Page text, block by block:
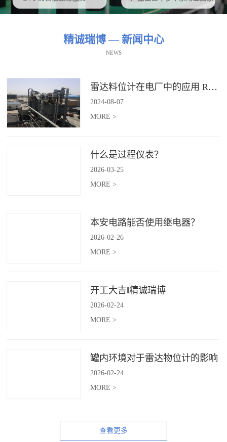
精诚瑞博 — 新闻中心
NEWS
雷达料位计在电厂中的应用 RBRDZB-71-6-C
2024-08-07
MORE >
什么是过程仪表？
2026-03-25
MORE >
本安电路能否使用继电器？
2026-02-26
MORE >
开工大吉‖精诚瑞博
2026-02-24
MORE >
罐内环境对于雷达物位计的影响
2026-02-24
MORE >
查看更多